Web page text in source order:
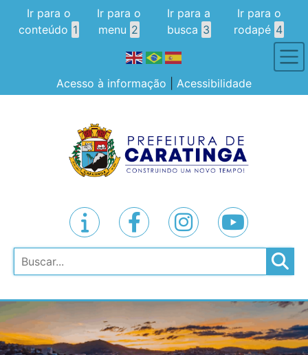
Ir para o
conteúdo 1
Ir para o
menu 2
Ir para a
busca 3
Ir para o
rodapé 4
Acesso à informação Acessibilidade
Pesquisar